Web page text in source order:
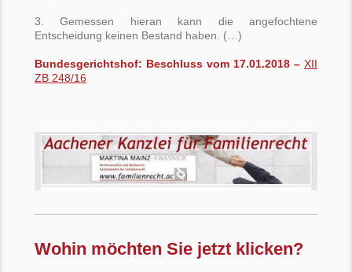
3. Gemessen hieran kann die angefochtene
Entscheidung keinen Bestand haben. (…)
Bundesgerichtshof: Beschluss vom 17.01.2018 – XII
ZB 248/16
Wohin möchten Sie jetzt klicken?